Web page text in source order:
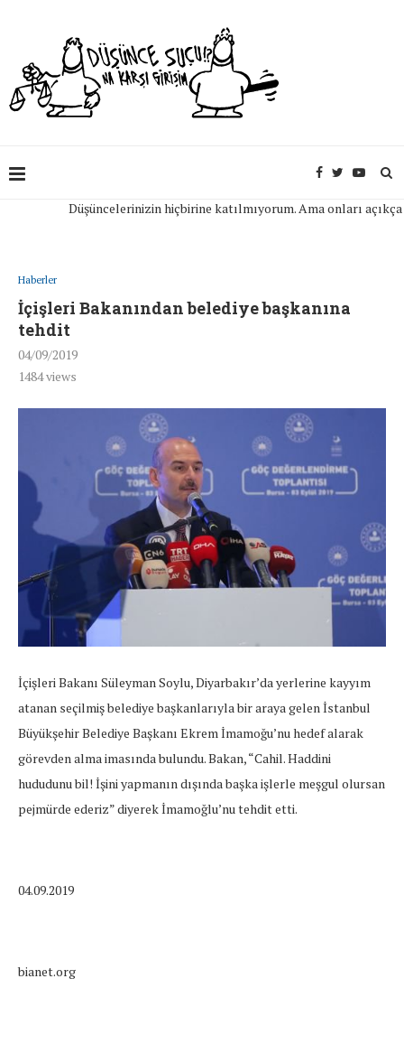
Düşüncelerinizin hiçbirine katılmıyorum. Ama onları açıkça
Haberler
İçişleri Bakanından belediye başkanına
tehdit
04/09/2019
1484views
İçişleri Bakanı Süleyman Soylu, Diyarbakır’da yerlerine kayyım
atanan seçilmiş belediye başkanlarıyla bir araya gelen İstanbul
Büyükşehir Belediye Başkanı Ekrem İmamoğu’nu hedef alarak
görevden alma imasında bulundu. Bakan, “Cahil. Haddini
hududunu bil! İşini yapmanın dışında başka işlerle meşgul olursan
pejmürde ederiz” diyerek İmamoğlu’nu tehdit etti.
04.09.2019
bianet.org